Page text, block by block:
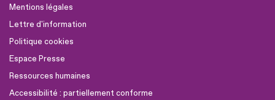
Mentions légales
Lettre d'information
Politique cookies
Espace Presse
Ressources humaines
Accessibilité : partiellement conforme